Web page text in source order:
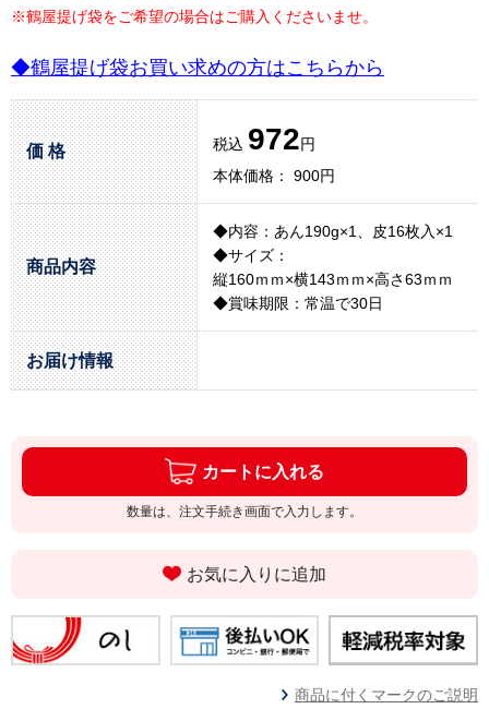
※鶴屋提げ袋をご希望の場合はご購入くださいませ。
◆鶴屋提げ袋お買い求めの方はこちらから
価 格 税込 972円
本体価格： 900円
商品内容
◆内容：あん190g×1、皮16枚入×1
◆サイズ：
縦160ｍｍ×横143ｍｍ×高さ63ｍｍ
◆賞味期限：常温で30日
お届け情報
カートに入れる
数量は、注文手続き画面で入力します。
お気に入りに追加
商品に付くマークのご説明